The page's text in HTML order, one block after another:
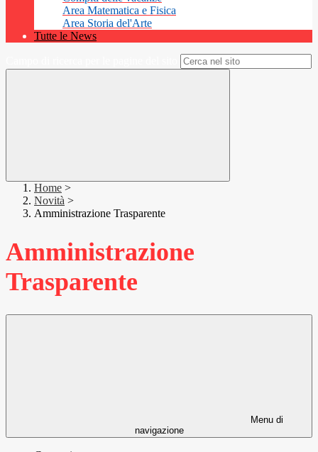
Area Matematica e Fisica
Area Storia del'Arte
Tutte le News
Home >
Novità >
Amministrazione Trasparente
Amministrazione
Trasparente
Menu di
navigazione